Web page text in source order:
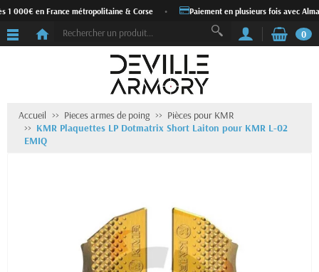
000€ en France métropolitaine & Corse Paiement en plusieurs fois avec Alma
0
Accueil Pieces armes de poing
Pièces pour KMR
KMR Plaquettes LP Dotmatrix Short Laiton pour KMR L-02
EMIQ